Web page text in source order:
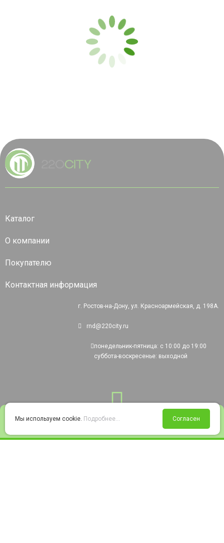
Войти Избранное Корзина
Каталог
О компании
Покупателю
Контактная информация
г. Ростов-на-Дону, ул. Красноармейская, д. 198А.
rnd@220city.ru
понедельник-пятница: с 10:00 до 19:00
суббота-воскресенье: выходной
Мы используем cookie. Подробнее... Согласен